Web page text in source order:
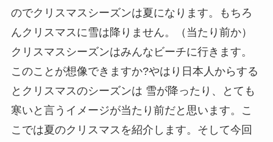
のでクリスマスシーズンは夏になります。もちろ
んクリスマスに雪は降りません。（当たり前か）
クリスマスシーズンはみんなビーチに行きます。
このことが想像できますか?やはり日本人からする
とクリスマスのシーズンは 雪が降ったり、とても
寒いと言うイメージが当たり前だと思います。こ
こでは夏のクリスマスを紹介します。そして今回